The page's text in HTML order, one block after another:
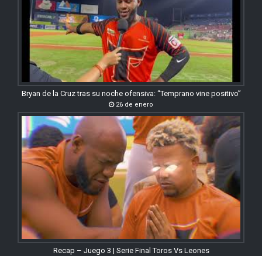
Bryan de la Cruz tras su noche ofensiva: “Temprano vine positivo”
26 de enero
Recap – Juego 3 | Serie Final Toros Vs Leones